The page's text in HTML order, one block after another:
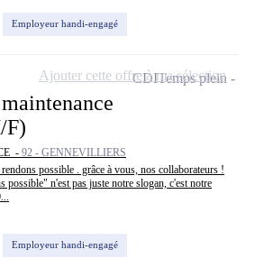
Employeur handi-engagé
F)
- 92 - GENNEVILLIERS
possible . grâce à vous, nos collaborateurs !
possible" n'est pas juste notre slogan, c'est notre
Employeur handi-engagé
CDITemps plein
Ajouter cette offre à ma sélection